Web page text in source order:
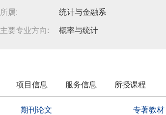
所属:
主要专业方向:
统计与金融系
概率与统计
项目信息 服务信息 所授课程
期刊论文 专著教材